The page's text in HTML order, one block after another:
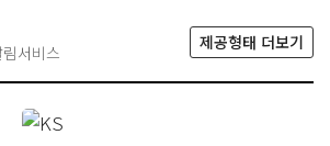
서비스
제공형태 더보기